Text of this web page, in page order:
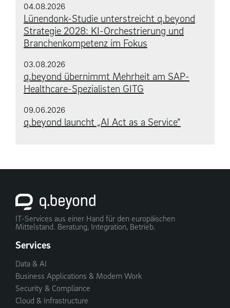
04.08.2026
Lünendonk-Studie unterstreicht q.beyond
Strategie 2028: KI-Orchestrierung und
Branchenkompetenz im Fokus
03.08.2026
q.beyond übernimmt Mehrheit am SAP-
Healthcare-Spezialisten GITG
09.06.2026
q.beyond launcht „AI Act as a Service“
IT-Services aus einer Hand für den europäischen
Mittelstand. Beratung, Integration, Betrieb.
Services
Data & AI
Business Applications & Modern Work
Security & Compliance
Cloud & Infrastructure